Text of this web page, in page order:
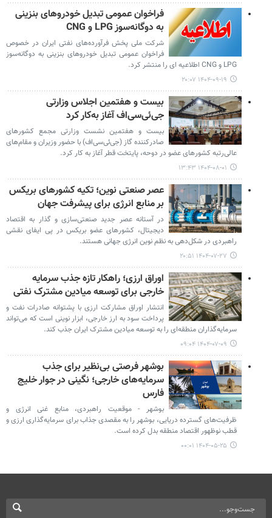
فراخوان عمومی تبدیل خودروهای بنزینی
به دوگانه‌سوز LPG و CNG
شرکت ملی پخش فرآورده‌های نفتی ایران در خصوص
فراخوان عمومی تبدیل خودروهای بنزینی به دوگانه‌سوز
LPG و CNG اطلاعیه ای را منتشر کرد.
۱۴۰۴-۰۹-۱۹ ۲۰:۰۷
بیست‌ و هفتمین اجلاس وزارتی
جی‌ئی‌سی‌اف آغاز به‌کار کرد
بیست‌ و هفتمین نشست وزارتی مجمع کشورهای
صادرکننده گاز (جی‌ئی‌سی‌اف) با حضور وزیران و مقام‌های
عالی‌رتبه کشورهای عضو در دوحه، پایتخت قطر آغاز به کار کرد.
۱۴۰۴-۰۸-۰۱ ۱۳:۴۳
عصر صنعتی نوین؛ تکیه کشورهای بریکس
بر منابع انرژی برای پیشرفت جهان
در آستانه عصر جدید صنعتی‌سازی و گذار به اقتصاد
دیجیتال، کشورهای عضو بریکس در پی ایفای نقشی
راهبردی در شکل‌دهی به نظم نوین انرژی جهانی هستند.
۱۴۰۴-۰۷-۲۷ ۲۰:۵۱
اوراق ارزی؛ راهکار تازه جذب سرمایه
خارجی برای توسعه میادین مشترک نفتی
انتشار اوراق مشارکت ارزی با پشتوانه صادرات نفت و
پرداخت سود به ارز خارجی، ابزار نوینی است که می‌تواند
سرمایه‌گذاران منطقه‌ای را به توسعه میادین مشترک ایران جذب کند.
۱۴۰۴-۰۷-۰۹ ۰۹:۰۴
بوشهر فرصتی بی‌نظیر برای جذب
سرمایه‌های خارجی؛ نگینی در جوار خلیج
فارس
بوشهر - موقعیت راهبردی، منابع غنی انرژی و
ظرفیت‌های گسترده دریایی، بوشهر را به مقصدی جذاب برای سرمایه‌گذاری ارزی و
قطب نوظهور اقتصاد منطقه بدل کرده است.
۱۴۰۴-۰۵-۲۵ ۰۰:۰۱